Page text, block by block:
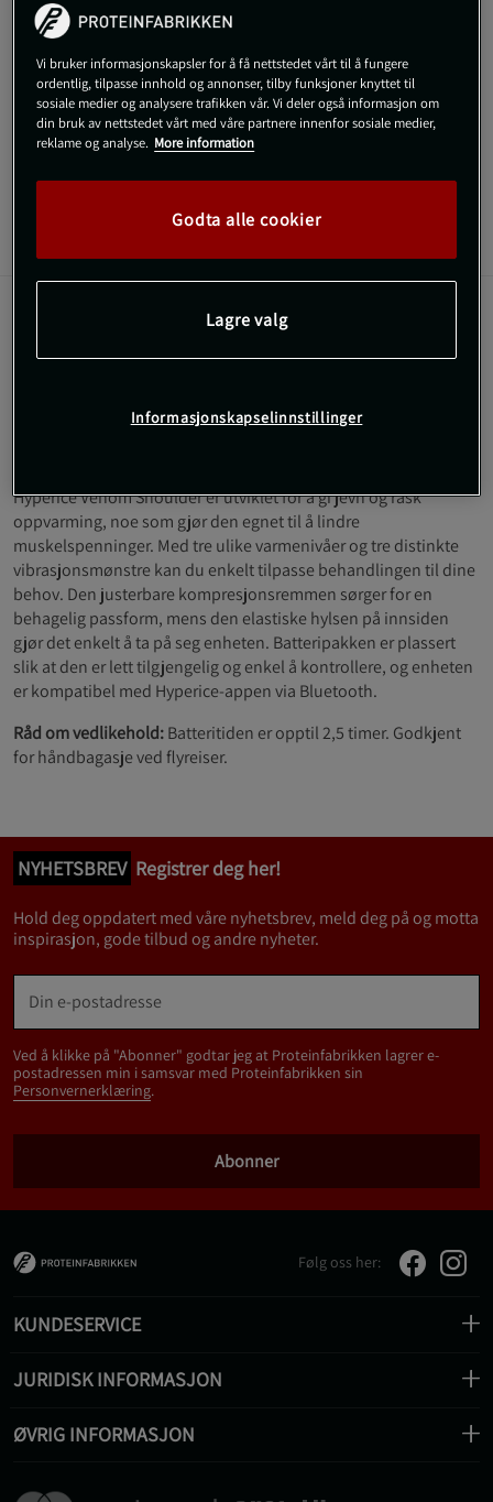
Gratis frakt over 800 kr
SKU #22200-001-22| EAN810050282796
Få rask lindring for ømme muskler med Hyperice Venom
Shoulder, utstyrt med avansert varme- og massasjeteknologi.
Denne enheten kombinerer varme og vibrasjon for å gi
Rask oppvarming
Hyperice Venom Shoulder er utviklet for å gi jevn og rask
oppvarming, noe som gjør den egnet til å lindre
muskelspenninger. Med tre ulike varmenivåer og tre distinkte
vibrasjonsmønstre kan du enkelt tilpasse behandlingen til dine
behov. Den justerbare kompresjonsremmen sørger for en
behagelig passform, mens den elastiske hylsen på innsiden
gjør det enkelt å ta på seg enheten. Batteripakken er plassert
slik at den er lett tilgjengelig og enkel å kontrollere, og enheten
er kompatibel med Hyperice-appen via Bluetooth.
Råd om vedlikehold:Batteritiden er opptil 2,5 timer. Godkjent
for håndbagasje ved flyreiser.
NYHETSBREV Registrer deg her!
Hold deg oppdatert med våre nyhetsbrev, meld deg på og motta
inspirasjon, gode tilbud og andre nyheter.
Ved å klikke på "Abonner" godtar jeg at Proteinfabrikken lagrer e-
postadressen min i samsvar med Proteinfabrikken sin
Personvernerklæring.
Abonner
Følg oss her:
KUNDESERVICE
JURIDISK INFORMASJON
ØVRIG INFORMASJON
Vi bruker informasjonskapsler for å få nettstedet vårt til å fungere
ordentlig, tilpasse innhold og annonser, tilby funksjoner knyttet til
sosiale medier og analysere trafikken vår. Vi deler også informasjon om
din bruk av nettstedet vårt med våre partnere innenfor sosiale medier,
reklame og analyse. More information
Godta alle cookier
Lagre valg
Informasjonskapselinnstillinger